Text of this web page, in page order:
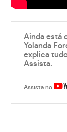
Ainda está
Yolanda
explica
Assista.
Assista no